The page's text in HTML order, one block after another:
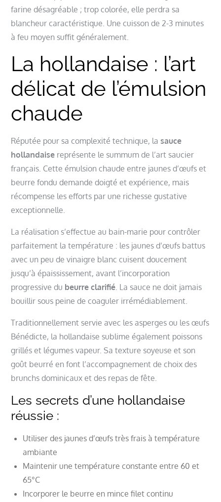
farine désagréable ; trop colorée, elle perdra sa
blancheur caractéristique. Une cuisson de 2-3 minutes
à feu moyen suffit généralement.
La hollandaise : l’art
délicat de l’émulsion
chaude
Réputée pour sa complexité technique, la sauce
hollandaise représente le summum de l’art saucier
français. Cette émulsion chaude entre jaunes d’œufs et
beurre fondu demande doigté et expérience, mais
récompense les efforts par une richesse gustative
exceptionnelle.
La réalisation s’effectue au bain-marie pour contrôler
parfaitement la température : les jaunes d’œufs battus
avec un peu de vinaigre blanc cuisent doucement
jusqu’à épaississement, avant l’incorporation
progressive du beurre clarifié. La sauce ne doit jamais
bouillir sous peine de coaguler irrémédiablement.
Traditionnellement servie avec les asperges ou les œufs
Bénédicte, la hollandaise sublime également poissons
grillés et légumes vapeur. Sa texture soyeuse et son
goût beurré en font l’accompagnement de choix des
brunchs dominicaux et des repas de fête.
Les secrets d’une hollandaise
réussie :
Utiliser des jaunes d’œufs très frais à température
ambiante
Maintenir une température constante entre 60 et
65°C
Incorporer le beurre en mince filet continu